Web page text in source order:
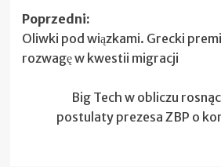
Zobacz
wpisy
Poprzedni:
Oliwki pod wiązkami. Grecki
rozwagę w kwestii migracji
Big Tech w obliczu
postulaty prezesa ZBP o